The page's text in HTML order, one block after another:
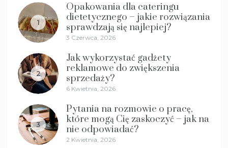
1
Opakowania dla cateringu
dietetycznego – jakie rozwiązania
sprawdzają się najlepiej?
3 Czerwca, 2026
2
Jak wykorzystać gadżety
reklamowe do zwiększenia
sprzedaży?
6 Kwietnia, 2026
3
Pytania na rozmowie o pracę,
które mogą Cię zaskoczyć – jak na
nie odpowiadać?
2 Kwietnia, 2026